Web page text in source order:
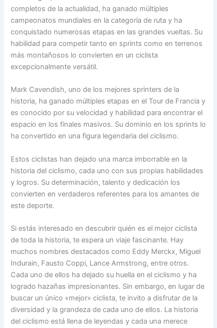
completos de la actualidad, ha ganado múltiples
campeonatos mundiales en la categoría de ruta y ha
conquistado numerosas etapas en las grandes vueltas. Su
habilidad para competir tanto en sprints como en terrenos
más montañosos lo convierten en un ciclista
excepcionalmente versátil.
Mark Cavendish, uno de los mejores sprinters de la
historia, ha ganado múltiples etapas en el Tour de Francia y
es conocido por su velocidad y habilidad para encontrar el
espacio en los finales masivos. Su dominio en los sprints lo
ha convertido en una figura legendaria del ciclismo.
Estos ciclistas han dejado una marca imborrable en la
historia del ciclismo, cada uno con sus propias habilidades
y logros. Su determinación, talento y dedicación los
convierten en verdaderos referentes para los amantes de
este deporte.
Si estás interesado en descubrir quién es el mejor ciclista
de toda la historia, te espera un viaje fascinante. Hay
muchos nombres destacados como Eddy Merckx, Miguel
Indurain, Fausto Coppi, Lance Armstrong, entre otros.
Cada uno de ellos ha dejado su huella en el ciclismo y ha
logrado hazañas impresionantes. Sin embargo, en lugar de
buscar un único «mejor» ciclista, te invito a disfrutar de la
diversidad y la grandeza de cada uno de ellos. La historia
del ciclismo está llena de leyendas y cada una merece